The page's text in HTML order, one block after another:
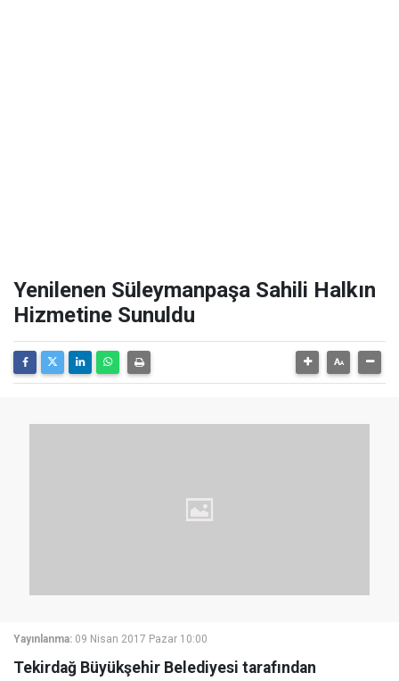
Yenilenen Süleymanpaşa Sahili Halkın
Hizmetine Sunuldu
Yayınlanma: 09 Nisan 2017 Pazar 10:00
Tekirdağ Büyükşehir Belediyesi tarafından